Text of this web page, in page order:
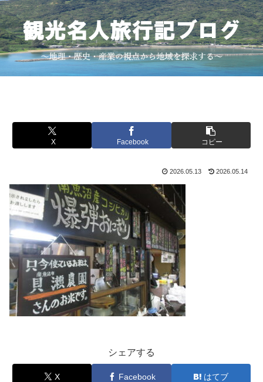
X Facebook コピー
2026.05.13 2026.05.14
シェアする
X Facebook はてブ